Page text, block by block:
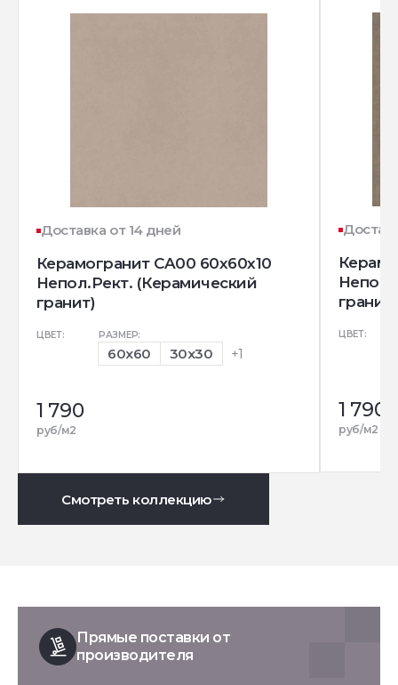
Доставка от 14 дней
Керамогранит CA00 60x60x10
Непол.Рект. (Керамический
гранит)
ЦВЕТ: РАЗМЕР:
60x60 30x30 +1
1 790
руб/м2
гранит)
ЦВЕТ:
1 790
руб/м2
Смотреть коллекцию
Прямые поставки от
производителя